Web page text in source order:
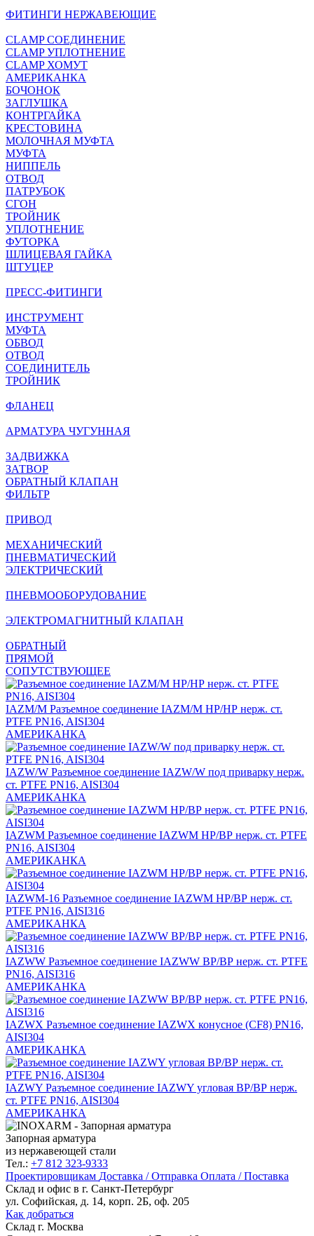
ФИТИНГИ НЕРЖАВЕЮЩИЕ
CLAMP СОЕДИНЕНИЕ
CLAMP УПЛОТНЕНИЕ
CLAMP ХОМУТ
АМЕРИКАНКА
БОЧОНОК
ЗАГЛУШКА
КОНТРГАЙКА
КРЕСТОВИНА
МОЛОЧНАЯ МУФТА
МУФТА
НИППЕЛЬ
ОТВОД
ПАТРУБОК
СГОН
ТРОЙНИК
УПЛОТНЕНИЕ
ФУТОРКА
ШЛИЦЕВАЯ ГАЙКА
ШТУЦЕР
ПРЕСС-ФИТИНГИ
ИНСТРУМЕНТ
МУФТА
ОБВОД
ОТВОД
СОЕДИНИТЕЛЬ
ТРОЙНИК
ФЛАНЕЦ
АРМАТУРА ЧУГУННАЯ
ЗАДВИЖКА
ЗАТВОР
ОБРАТНЫЙ КЛАПАН
ФИЛЬТР
ПРИВОД
МЕХАНИЧЕСКИЙ
ПНЕВМАТИЧЕСКИЙ
ЭЛЕКТРИЧЕСКИЙ
ПНЕВМООБОРУДОВАНИЕ
ЭЛЕКТРОМАГНИТНЫЙ КЛАПАН
ОБРАТНЫЙ
ПРЯМОЙ
СОПУТСТВУЮЩЕЕ
IAZM/M Разъемное соединение IAZM/M НР/НР нерж. ст.
PTFE PN16, AISI304
АМЕРИКАНКА
IAZW/W Разъемное соединение IAZW/W под приварку нерж.
ст. PTFE PN16, AISI304
АМЕРИКАНКА
IAZWM Разъемное соединение IAZWM НР/ВР нерж. ст. PTFE
PN16, AISI304
АМЕРИКАНКА
IAZWM-16 Разъемное соединение IAZWM НР/ВР нерж. ст.
PTFE PN16, AISI316
АМЕРИКАНКА
IAZWW Разъемное соединение IAZWW ВР/ВР нерж. ст. PTFE
PN16, AISI316
АМЕРИКАНКА
IAZWX Разъемное соединение IAZWX конусное (CF8) PN16,
AISI304
АМЕРИКАНКА
IAZWY Разъемное соединение IAZWY угловая ВР/ВР нерж.
ст. PTFE PN16, AISI304
АМЕРИКАНКА
Запорная арматура
из нержавеющей стали
Тел.: +7 812 323-9333
Проектировщикам Доставка / Отправка Оплата / Поставка
Склад и офис в г. Санкт-Петербург
ул. Софийская, д. 14, корп. 2Б, оф. 205
Как добраться
Склад г. Москва